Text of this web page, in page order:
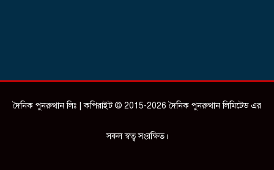
দৈনিক পুনরুত্থান লিঃ | কপিরাইট © 2015-2026 দৈনিক পুনরুত্থান লিমিটেড এর
সকল স্বত্ব সংরক্ষিত।